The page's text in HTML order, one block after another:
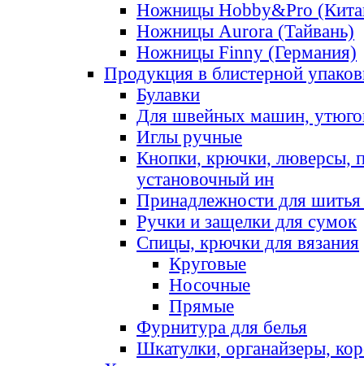
Ножницы Hobby&Pro
Ножницы Aurora (Тайвань)
Ножницы Finny (Германия)
Продукция в блистерной
Булавки
Для швейных машин,
Иглы ручные
Кнопки, крючки, люверсы,
установочный ин
Принадлежности для шитья
Ручки и защелки для сумок
Спицы, крючки для вязания
Круговые
Носочные
Прямые
Фурнитура для белья
Шкатулки, органайзеры,